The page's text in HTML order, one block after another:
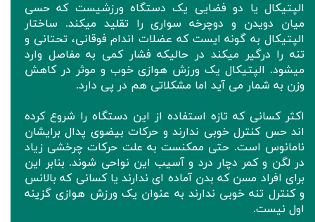
الپتیکال یا دو فضایی یک دستگاه ورزشیست که حسی
میان دویدن و دوچرخه سواری را تقلید میکند. ساختار
الپتیکال به گونه ایست که عضلات اندام فوقانی، تحتانی و
تنه را درگیر میکند در حالیکه فشار کمی به مفاصل وارد
میشود. الپتیکال یک ورزش هوازی خوب و موثر در کاهش
وزن به شمار می آید اما مشکلاتی هم در پی دارد.
اکثر کسانی که تازه استفاده از این دستگاه را شروع کرده
اند حس کنترل خوبی ندارند و حرکات بیضوی پدال برایشان
نامانوس است. حتی ممکنست به علت حرکات چرخشی زیاد
در لگن و کمر دچار درد و آسیب این نواحی شوند. بنابر این
برای افراد مسن که بدن آماده ای ندارند یا کسانی که بالانس
و کنترل تنه خوبی ندارند به عنوان یک ورزش هوازی گزینه
اول نیست.